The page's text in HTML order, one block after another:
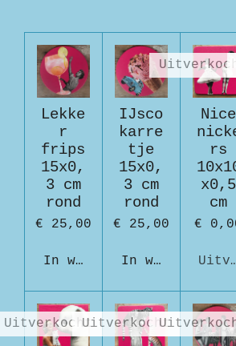
Lekke
r
frips
15x0,
3 cm
rond
€ 25,00
In winkelwagen
IJsco
karre
tje
15x0,
3 cm
rond
€ 25,00
In winkelwagen
Nice
rs
x0,5
cm
€
UitverkochtUitverkocht